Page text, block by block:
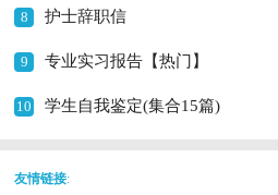
8 护士辞职信
9 专业实习报告【热门】
10 学生自我鉴定(集合15篇)
友情链接: